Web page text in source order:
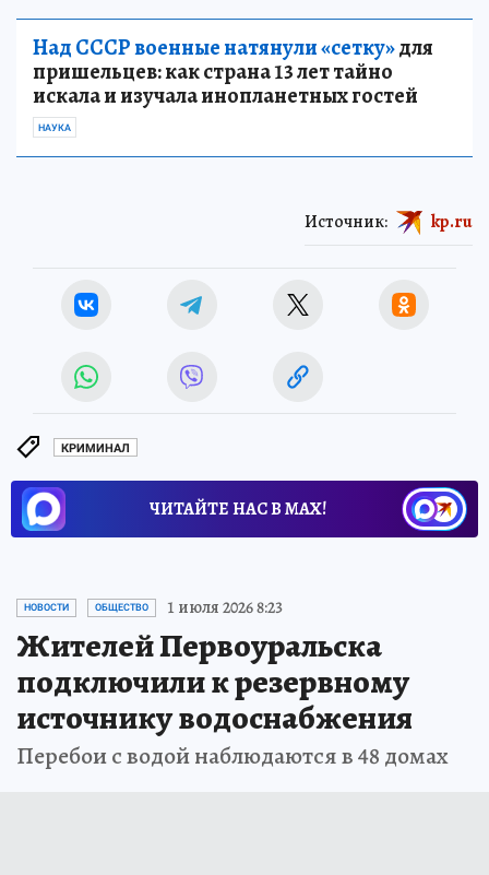
Над СССР военные натянули «сетку»для
пришельцев: как страна 13 лет тайно
искала и изучала инопланетных гостей
НАУКА
Источник: kp.ru
КРИМИНАЛ
ЧИТАЙТЕ НАС В МАХ!
НОВОСТИ ОБЩЕСТВО 1 июля 2026 8:23
Жителей Первоуральска
подключили к резервному
источнику водоснабжения
Перебои с водой наблюдаются в 48 домах